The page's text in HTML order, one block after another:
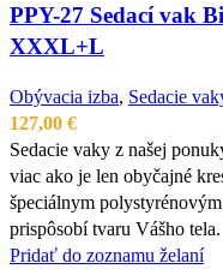
PPY-27 Sedací vak
XXXL+L
Obývacia izba, Sedacie
127,00 €
Sedacie vaky z našej
viac ako je len obyčajné
špeciálnym
prispôsobí tvaru Vášho tela.
Pridať do zoznamu želaní